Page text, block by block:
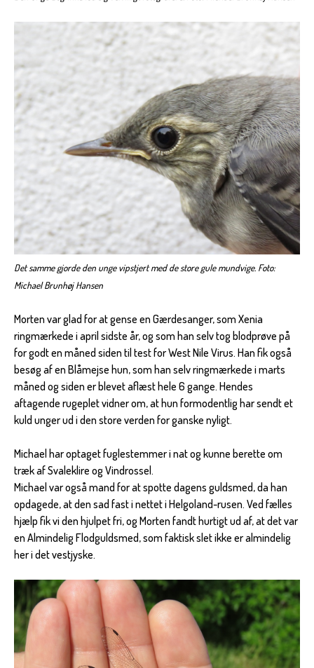
Det samme gjorde den unge vipstjert med de store gule mundvige. Foto:
Michael Brunhøj Hansen
Morten var glad for at gense en Gærdesanger, som Xenia
ringmærkede i april sidste år, og som han selv tog blodprøve på
for godt en måned siden til test for West Nile Virus. Han fik også
besøg af en Blåmejse hun, som han selv ringmærkede i marts
måned og siden er blevet aflæst hele 6 gange. Hendes
aftagende rugeplet vidner om, at hun formodentlig har sendt et
kuld unger ud i den store verden for ganske nyligt.
Michael har optaget fuglestemmer i nat og kunne berette om
træk af Svaleklire og Vindrossel.
Michael var også mand for at spotte dagens guldsmed, da han
opdagede, at den sad fast i nettet i Helgoland-rusen. Ved fælles
hjælp fik vi den hjulpet fri, og Morten fandt hurtigt ud af, at det var
en Almindelig Flodguldsmed, som faktisk slet ikke er almindelig
her i det vestjyske.